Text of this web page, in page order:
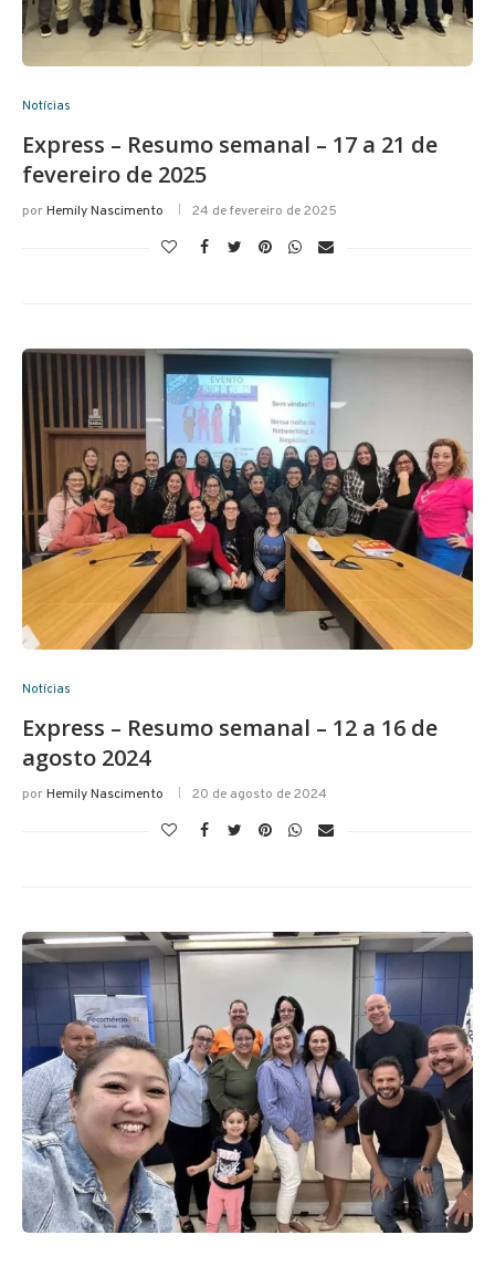
Notícias
Express – Resumo semanal – 17 a 21 de
fevereiro de 2025
porHemily Nascimento 24 de fevereiro de 2025
Notícias
Express – Resumo semanal – 12 a 16 de
agosto 2024
porHemily Nascimento 20 de agosto de 2024